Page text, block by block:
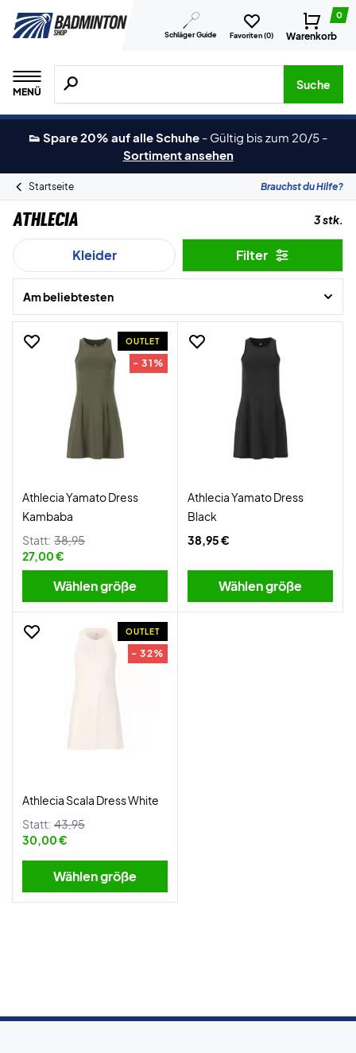
Schläger Guide Favoriten (0)
0
Warenkorb
MENÜ
Suche nach Produkten, Marken usw.
Suche
👟 Spare 20% auf alle Schuhe - Gültig bis zum 20/5 -
Sortiment ansehen
Startseite Brauchst du Hilfe?
Athlecia 3 stk.
Kleider Filter
Am beliebtesten
OUTLET
- 31%
Athlecia Yamato Dress
Kambaba
Statt: 38,95
27,00 €
Wählen größe
Athlecia Yamato Dress
Black
38,95 €
Wählen größe
OUTLET
- 32%
Athlecia Scala Dress White
Statt: 43,95
30,00 €
Wählen größe